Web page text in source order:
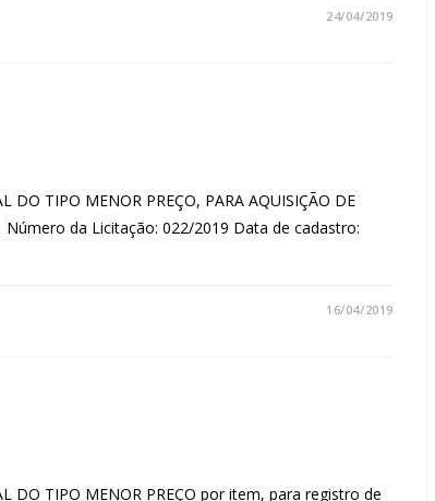
24/04/2019
DO TIPO MENOR PREÇO, PARA AQUISIÇÃO DE
Número da Licitação: 022/2019 Data de cadastro:
16/04/2019
DO TIPO MENOR PREÇO por item, para registro de